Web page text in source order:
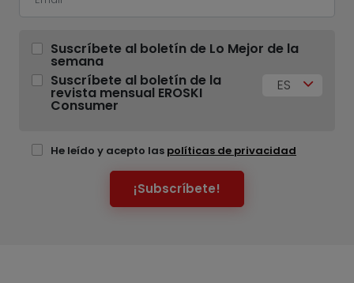
Suscríbete al boletín de Lo Mejor de la
semana
Suscríbete al boletín de la
revista mensual EROSKI
Consumer
ES
He leído y acepto las políticas de privacidad
¡Subscríbete!